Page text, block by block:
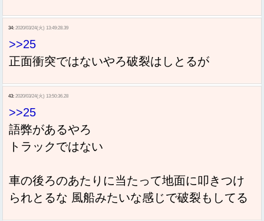
34: 2020/03/24(火) 13:49:28.39
>>25
正面衝突ではないやろ破裂はしとるが
43: 2020/03/24(火) 13:50:36.28
>>25
語弊があるやろ
トラックではない
車の後ろのあたりに当たって地面に叩きつけ
られとるな 風船みたいな感じで破裂もしてる